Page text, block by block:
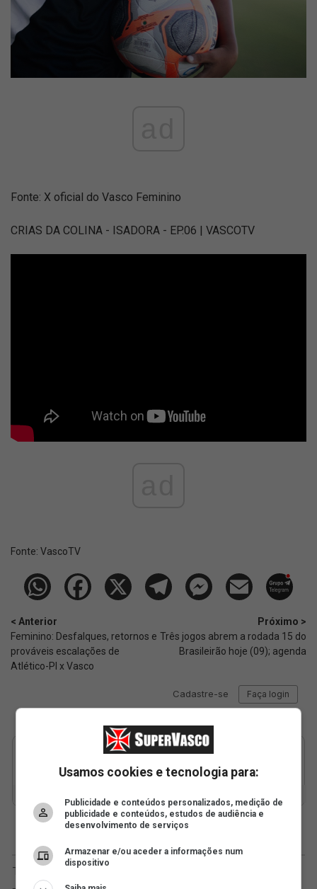
Fonte: X oficial do Vasco Feminino
CRIAS DA COLINA - ISADORA - EP.06 | VASCOTV
Fonte: VascoTV
< Anterior
Feminino: Desfalques, retornos e
prováveis escalações de
Atlético-PI x Vasco
Próximo >
Três jogos abrem a rodada 15 do
Brasileirão hoje (09); agenda
Usamos cookies e tecnologia para:
Publicidade e conteúdos personalizados, medição de
publicidade e conteúdos, estudos de audiência e
desenvolvimento de serviços
Armazenar e/ou aceder a informações num
dispositivo